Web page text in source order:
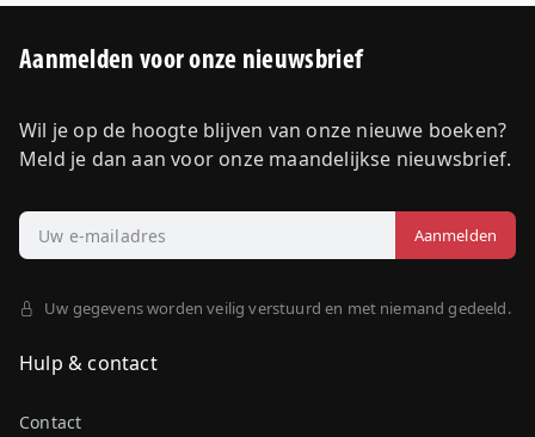
Aanmelden voor onze nieuwsbrief
Wil je op de hoogte blijven van onze nieuwe boeken?
Meld je dan aan voor onze maandelijkse nieuwsbrief.
Uw gegevens worden veilig verstuurd en met niemand gedeeld.
Hulp & contact
Contact